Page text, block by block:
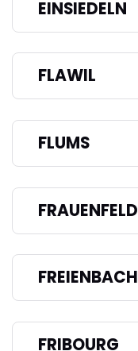
EINSIEDELN
FLAWIL
FLUMS
FRAUENFELD
FREIENBACH
FRIBOURG